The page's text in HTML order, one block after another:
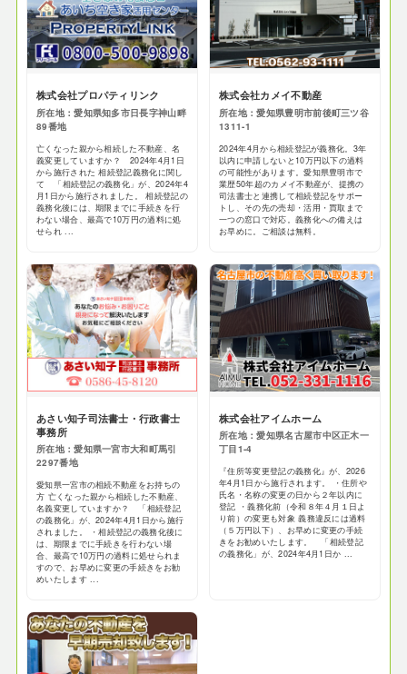
株式会社プロパティリンク
所在地：愛知県知多市日長字神山畔
89番地
亡くなった親から相続した不動産、名
義変更していますか？ 2024年4月1日
から施行された 相続登記義務化に関し
て 「相続登記の義務化」が、2024年4
月1日から施行されました。 相続登記の
義務化後には、期限までに手続きを行
わない場合、最高で10万円の過料に処
せられ ...
株式会社カメイ不動産
所在地：愛知県豊明市前後町三ツ谷
1311-1
2024年4月から相続登記が義務化。3年
以内に申請しないと10万円以下の過料
の可能性があります。愛知県豊明市で
業歴50年超のカメイ不動産が、提携の
司法書士と連携して相続登記をサポー
トし、その先の売却・活用・買取まで
一つの窓口で対応。義務化への備えは
お早めに。ご相談は無料。
あさい知子司法書士・行政書士
事務所
所在地：愛知県一宮市大和町馬引
2297番地
愛知県一宮市の相続不動産をお持ちの
方 亡くなった親から相続した不動産、
名義変更していますか？ 「相続登記
の義務化」が、2024年4月1日から施行
されました。 ・相続登記の義務化後に
は、期限までに手続きを行わない場
合、最高で10万円の過料に処せられま
すので、お早めに変更の手続きをお勧
めいたします ...
株式会社アイムホーム
所在地：愛知県名古屋市中区正木一
丁目1-4
『住所等変更登記の義務化』が、2026
年4月1日から施行されます。 ・住所や
氏名・名称の変更の日から２年以内に
登記 ・義務化前（令和８年４月１日よ
り前）の変更も対象 義務違反には過料
（５万円以下）、お早めに変更の手続
きをお勧めいたします。 「相続登記
の義務化」が、2024年4月1日か ...